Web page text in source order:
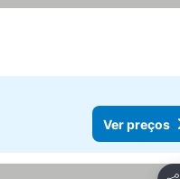
Ver preços